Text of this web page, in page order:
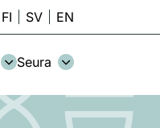
FI SV EN
Seura